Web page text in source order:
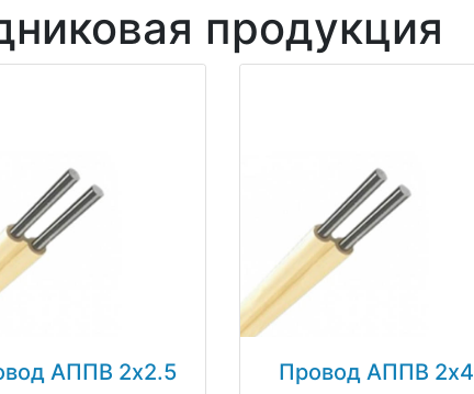
продукция
АППВ 2х2.5 Провод АППВ 2х4